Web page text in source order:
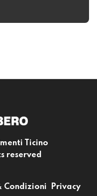
Ticino
reserved
Condizioni Privacy